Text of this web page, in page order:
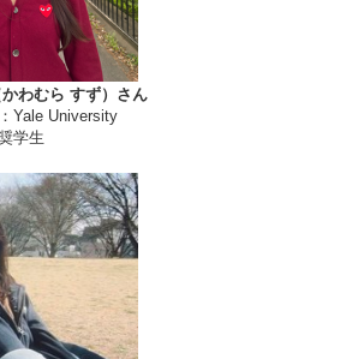
わむら すず）さん
Yale University
学生